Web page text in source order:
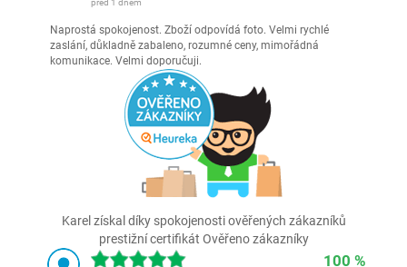
před 1 dnem
Naprostá spokojenost. Zboží odpovídá foto. Velmi rychlé
zaslání, důkladně zabaleno, rozumné ceny, mimořádná
komunikace. Velmi doporučuji.
Karel získal díky spokojenosti ověřených zákazníků
prestižní certifikát Ověřeno zákazníky
100 %